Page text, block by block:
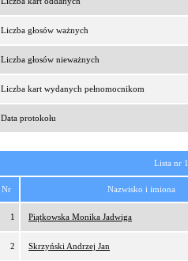
Liczba głosów ważnych
Liczba głosów nieważnych
Liczba kart wydanych pełnomocnikom
Data protokołu
Lista nr
Nr Nazwisko i imiona
1 Piątkowska Monika Jadwiga
2 Skrzyński Andrzej Jan